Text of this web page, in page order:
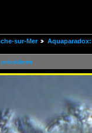
sur-Mer
précédente